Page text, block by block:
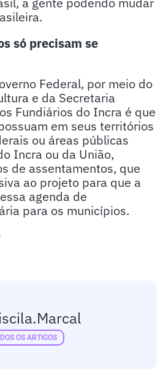
só precisam se
Federal, por meio do
e da Secretaria
Fundiários do Incra é que
em seus territórios
ou áreas públicas
Incra ou da União,
de assentamentos, que
ao projeto para que a
agenda de
para os municípios.
OS ARTIGOS